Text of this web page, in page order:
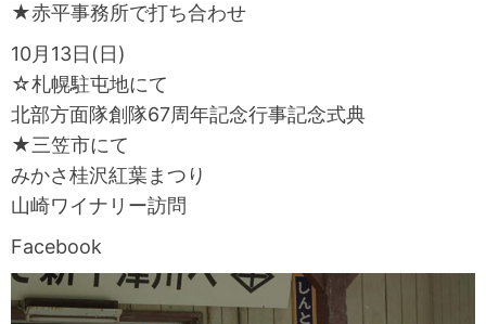
★赤平事務所で打ち合わせ
10月13日(日)
☆札幌駐屯地にて
北部方面隊創隊67周年記念行事記念式典
★三笠市にて
みかさ桂沢紅葉まつり
山崎ワイナリー訪問
Facebook